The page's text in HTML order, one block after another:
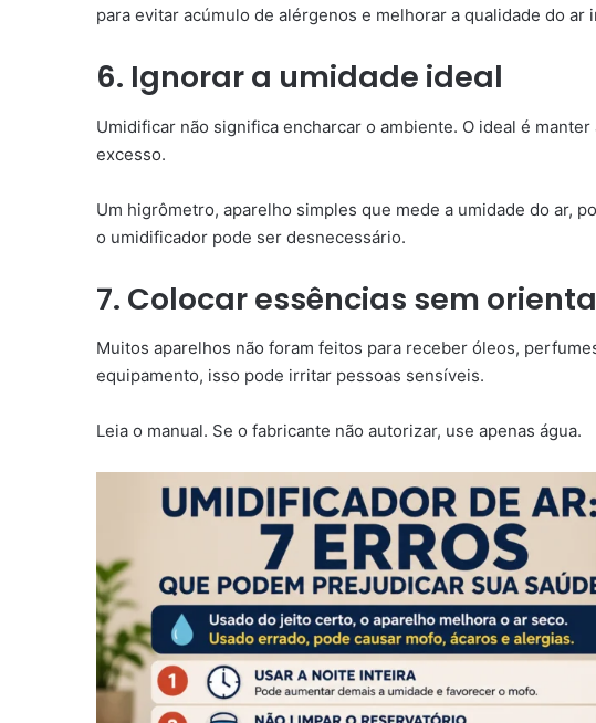
para evitar acúmulo de alérgenos e melhorar a qualidade do ar
6. Ignorar a umidade ideal
Umidificar não significa encharcar o ambiente. O ideal é
excesso.
Um higrômetro, aparelho simples que mede a umidade do ar,
o umidificador pode ser desnecessário.
7. Colocar essências sem
Muitos aparelhos não foram feitos para receber óleos,
equipamento, isso pode irritar pessoas sensíveis.
Leia o manual. Se o fabricante não autorizar, use apenas água.